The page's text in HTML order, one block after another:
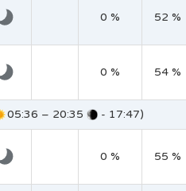
0 % 52 %
0 % 54 %
05:36 – 20:35 - 17:47)
0 % 55 %